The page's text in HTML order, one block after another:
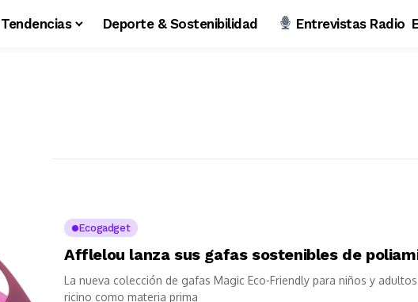
Tendencias Deporte & Sostenibilidad Entrevistas Radio
Ecogadget
Afflelou lanza sus gafas sostenibles de
La nueva colección de gafas Magic Eco-Friendly para niños y
ricino como materia prima